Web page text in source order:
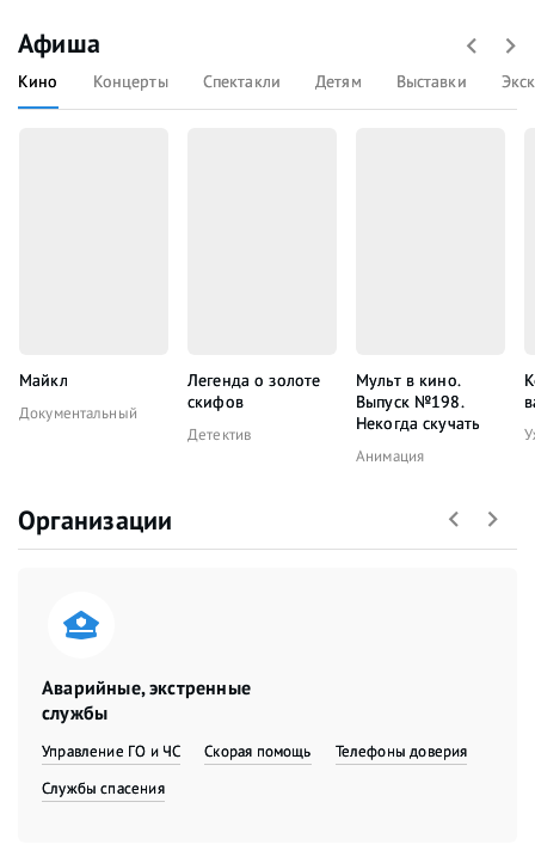
Афиша
Кино Концерты Спектакли Детям Выставки
Майкл
Документальный
Легенда о золоте
скифов
Детектив
Мульт в кино.
Выпуск №198.
Некогда скучать
Анимация
Организации
Аварийные, экстренные
службы
Управление ГО и ЧС Скорая помощь
Телефоны доверия
Службы спасения